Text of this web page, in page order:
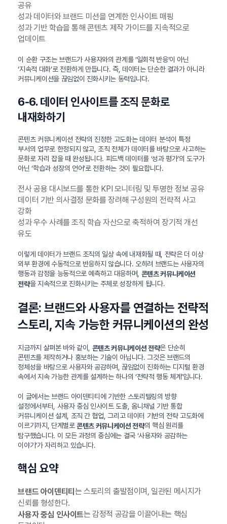
공유
성과 데이터와 브랜드 미션을 연계한 인사이트 매핑
성과 기반 학습을 통해 콘텐츠 제작 가이드를 지속적으로
업데이트
이 순환 구조는 브랜드가 사용자와의 관계를 ‘일회적 반응’이 아닌
‘지속적 대화’로 전환하게 만듭니다. 즉, 데이터는 단순한 결과가 아니라
커뮤니케이션을 끊임없이 진화시키는 동력입니다.
6-6. 데이터 인사이트를 조직 문화로
내재화하기
콘텐츠 커뮤니케이션 전략의 진정한 고도화는 데이터 분석이 특정
부서의 업무로 한정되지 않고, 조직 전체가 데이터를 바탕으로 사고하는
문화로 자리 잡을 때 완성됩니다. 피드백 데이터를 ‘성과 평가’의 도구가
아닌 ‘학습과 성장의 언어’로 전환하는 것이 필요합니다.
전사 공용 대시보드를 통한 KPI 모니터링 및 투명한 정보 공유
데이터 기반 의사결정 문화를 장려해 구성원의 전략적 사고
강화
성과 우수 사례를 조직 학습 자산으로 축적하여 장기적 개선
유도
이렇게 데이터가 브랜드 조직의 일상 속에 내재화될 때, 전략은 더 이상
외부 환경에 수동적으로 반응하지 않습니다. 오히려 브랜드는 사용자의
행동과 감정을 능동적으로 예측하고 대응하며, 콘텐츠 커뮤니케이션
전략을 지속적으로 진화시키는 주체로 성장하게 됩니다.
결론: 브랜드와 사용자를 연결하는 전략적
스토리, 지속 가능한 커뮤니케이션의 완성
지금까지 살펴본 바와 같이, 콘텐츠 커뮤니케이션 전략은 단순히
콘텐츠를 제작하거나 홍보하는 기술이 아닙니다. 그것은 브랜드의
정체성을 바탕으로 사용자와 공감하며, 끊임없이 진화하는 디지털 환경
속에서 지속 가능한 관계를 설계하는 하나의 ‘전략적 행동 체계’입니다.
이 글에서는 브랜드 아이덴티티에 기반한 스토리텔링의 방향
설정에서부터, 사용자 중심 인사이트 도출, 옴니채널 기반 통합
커뮤니케이션 설계, 조직 간 협업, 그리고 데이터 기반의 전략 고도화에
이르기까지, 단계별로콘텐츠 커뮤니케이션 전략의 핵심 원리를
탐구했습니다. 이 모든 과정의 중심에는 결국 ‘사용자와 공감하는
이야기’가 자리하고 있습니다.
핵심 요약
브랜드 아이덴티티 는 스토리의 출발점이며, 일관된 메시지가
신뢰를 형성한다.
사용자 중심 인사이트는 감정적 공감을 이끌어내는 핵심